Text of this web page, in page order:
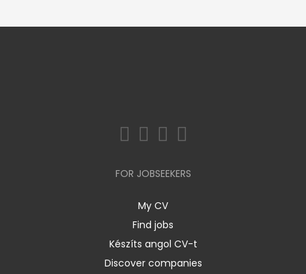
FOR JOBSEEKERS
My CV
Find jobs
Készíts angol CV-t
Discover companies